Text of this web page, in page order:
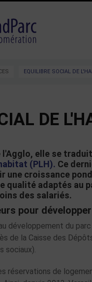
EQUILIBRE SOCIAL DE
DE
elle se
(PLH). Ce
une croissance
qualité adaptés au
des salariés.
pour
développement du
de la Caisse des
sociaux).
réservations de